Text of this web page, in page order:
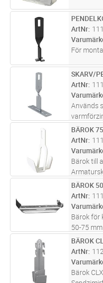
ST
ArtNr
För
ST
SKARV/
ArtNr
Används
ST
BÄROK
ArtNr
Bärok till
ST
BÄROK
ArtNr
Bärok för
50-75
kan
Maxlast
last.
ST
BÄROK
ArtNr
Bärok